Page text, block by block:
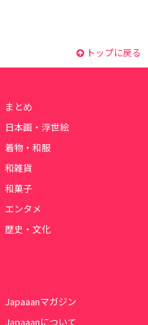
トップに戻る
まとめ
日本画・浮世絵
着物・和服
和雑貨
和菓子
エンタメ
歴史・文化
Japaaanマガジン
Japaaanについて